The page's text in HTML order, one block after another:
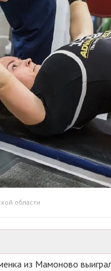
области
из Мамоново